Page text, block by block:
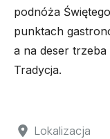
Lokalizacja
podnóża
punktach
a na deser
Tradycja.